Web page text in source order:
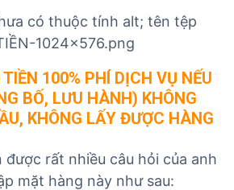
100% PHÍ DỊCH VỤ NẾU
BỐ, LƯU HÀNH) KHÔNG
KHÔNG LẤY ĐƯỢC HÀNG
được rất nhiều câu hỏi của anh
mặt hàng này như sau: